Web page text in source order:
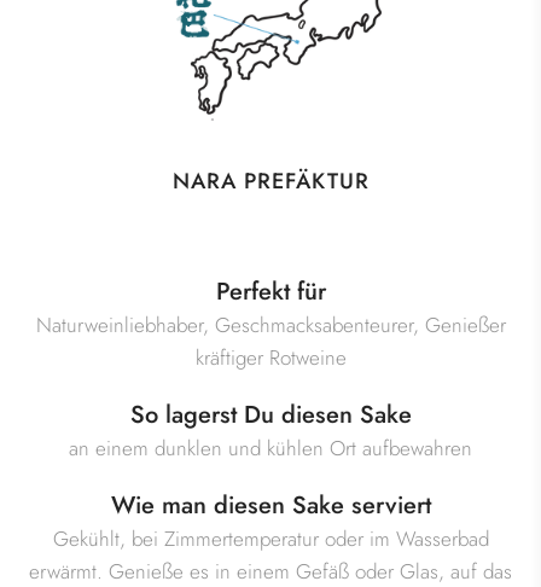
NARA PREFÄKTUR
Perfekt für
Naturweinliebhaber, Geschmacksabenteurer, Genießer
kräftiger Rotweine
So lagerst Du diesen Sake
an einem dunklen und kühlen Ort aufbewahren
Wie man diesen Sake serviert
Gekühlt, bei Zimmertemperatur oder im Wasserbad
erwärmt. Genieße es in einem Gefäß oder Glas, auf das